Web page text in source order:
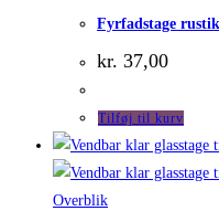
Fyrfadstage
kr. 37,00
Tilføj til kurv
Overblik